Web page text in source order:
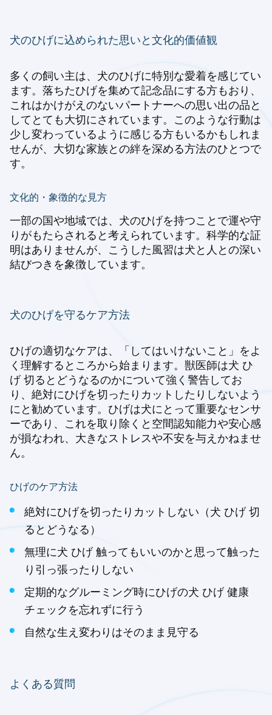
犬のひげに込められた思いと文化的価値観
多くの飼い主は、犬のひげに特別な愛着を感じてい
ます。落ちたひげを集めて記念品にする方もおり、
これはかけがえのないパートナーへの思い出の品と
してとても大切にされています。このような行動は
少し変わっているように感じる方もいるかもしれま
せんが、大切な家族との絆を深める方法のひとつで
す。
文化的・象徴的な見方
一部の国や地域では、犬のひげを持つことで運や守
りがもたらされると考えられています。科学的な証
明はありませんが、こうした風習は犬と人との深い
結びつきを象徴しています。
犬のひげを守るケア方法
ひげの適切なケアは、「してはいけないこと」をよ
く理解するところから始まります。獣医師は犬 ひ
げ 切るとどうなるのかについて強く警告してお
り、絶対にひげを切ったりカットしたりしないよう
にと勧めています。ひげは犬にとって重要なセンサ
ーであり、これを取り除くと空間認知能力や安心感
が損なわれ、大きなストレスや不安を与えかねませ
ん。
ひげのケア方法
絶対にひげを切ったりカットしない（犬 ひげ 切
るとどうなる）
無理に犬 ひげ 触ってもいいのかと思って触った
り引っ張ったりしない
定期的なグルーミング時にひげの犬 ひげ 健康
チェックを忘れずに行う
自然な生え変わりはそのまま見守る
よくある質問